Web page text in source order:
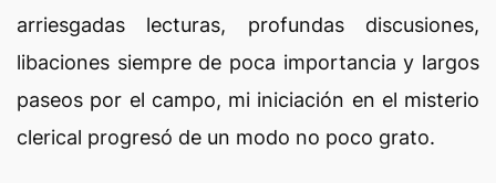
arriesgadas lecturas, profundas discusiones,
libaciones siempre de poca importancia y largos
paseos por el campo, mi iniciación en el misterio
clerical progresó de un modo no poco grato.